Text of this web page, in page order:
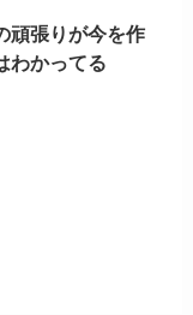
頑張りが今を作
わかってる